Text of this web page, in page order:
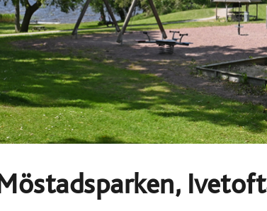
Möstadsparken,